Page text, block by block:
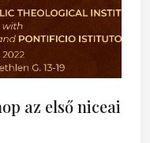
az első niceai